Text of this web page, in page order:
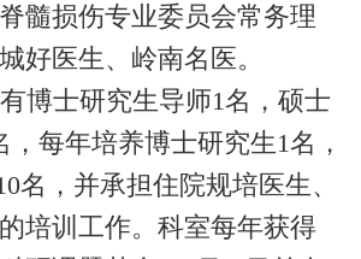
髓损伤专业委员会常务理
好医生、岭南名医。
博士研究生导师1名，硕士
每年培养博士研究生1名，
名，并承担住院规培医生、
培训工作。科室每年获得